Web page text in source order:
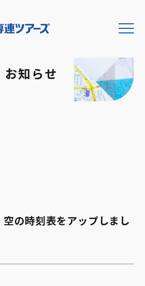
お知らせ
の時刻表をアップしまし